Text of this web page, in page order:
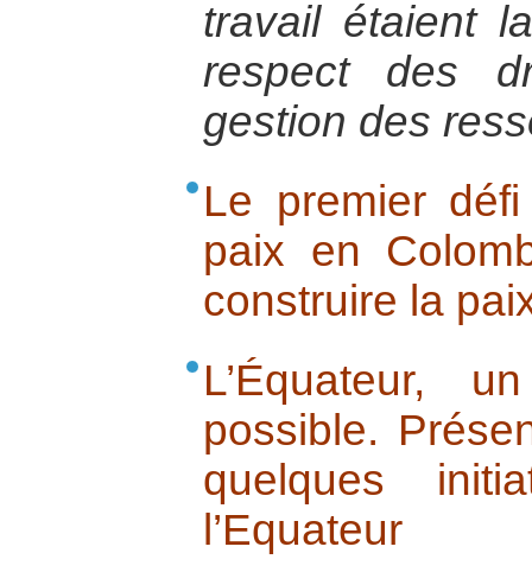
travail étaient
respect des
gestion des
Le premier
paix en
construire la
L’Équateur,
possible.
quelques
l’Equateur